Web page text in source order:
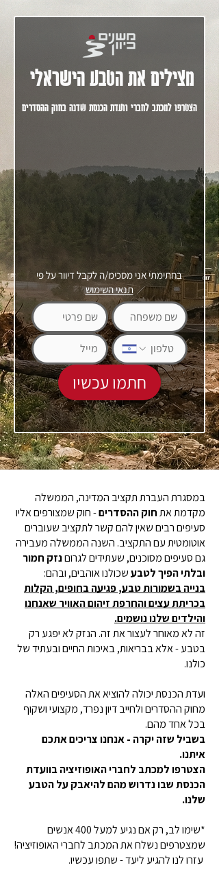
חתמו עכשיו
בחתימתי אני מסכימ/ה לקבל דיוור על פי
תנאי השימוש
מצילים את הטבע הישראלי
הצטרפו למכתב לחברי וועדת הכנסת שדנה בחוק ההסדרים
במסגרת העברת תקציב המדינה, הממשלה
מקדמת אתחוק ההסדרים- חוק שמצורפים אליו
סעיפים רבים שאין להם קשר לתקציב שעוברים
אוטומטית עם התקציב. השנה הממשלה מעבירה
גם סעיפים מסוכנים, שעתידים לגרוםנזק חמור
ובלתי הפיך לטבעשכולנו אוהבים, ובהם:
בנייה בשמורות טבע, פגיעה בחופים, הקלות
בכריתת עצים והחרפת זיהום האוויר שאנחנו
והילדים שלנו נושמים.
זה לא מאוחר לעצור את זה. הנזק לא יפגע רק
בטבע - אלא בבריאות, באיכות החיים ובעתיד של
כולנו.
ועדת הכנסת יכולה להוציא את הסעיפים האלה
מחוק ההסדרים ולחייב דיון נפרד, מקצועי ושקוף
בכל אחד מהם.
בשביל שזה יקרה - אנחנו צריכים אתכם
איתנו.
הצטרפו למכתב לחברי האופוזיציה בוועדת
הכנסת שבו נדרוש מהם להיאבק על הטבע
שלנו.
*שימו לב, רק אם נגיע למעל 400 אנשים
שמצטרפים נשלח את המכתב לחברי האופוזיציה!
עזרו לנו להגיע ליעד - שתפו עכשיו.